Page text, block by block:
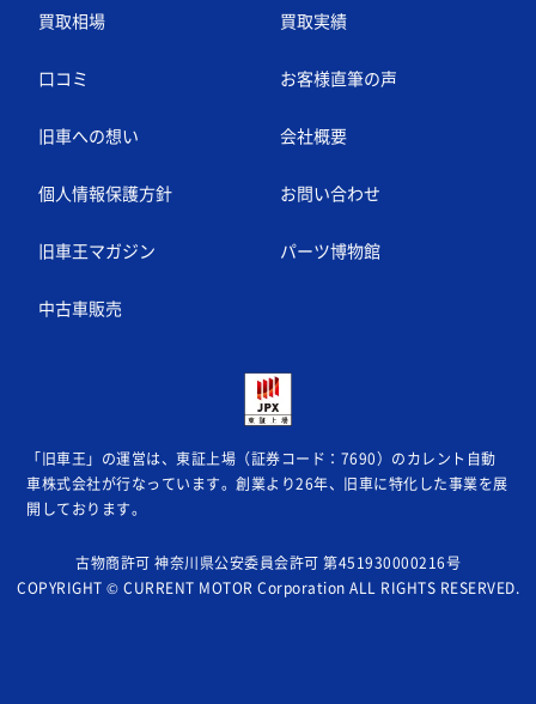
買取相場 買取実績
口コミ お客様直筆の声
旧車への想い 会社概要
個人情報保護方針 お問い合わせ
旧車王マガジン パーツ博物館
中古車販売
「旧車王」の運営は、東証上場（証券コード：7690）のカレント自動
車株式会社が行なっています。創業より26年、旧車に特化した事業を展
開しております。
古物商許可 神奈川県公安委員会許可 第451930000216号
COPYRIGHT © CURRENT MOTOR Corporation ALL RIGHTS RESERVED.